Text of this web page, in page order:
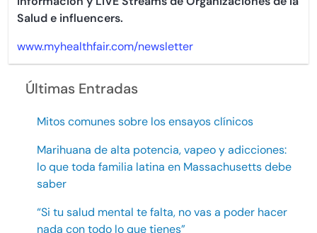
Salud e influencers.
www.myhealthfair.com/newsletter
Últimas Entradas
Mitos comunes sobre los ensayos clínicos
Marihuana de alta potencia, vapeo y adicciones:
lo que toda familia latina en Massachusetts debe
saber
“Si tu salud mental te falta, no vas a poder hacer
nada con todo lo que tienes”